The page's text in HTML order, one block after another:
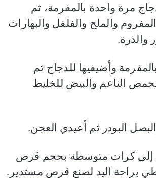
مرة واحدة بالمفرمة، ثم
والملح والفلفل والبهارات
والذرة.
وأضيفيها للدجاج ثم
الناعم والبيض للخليط
البودر ثم أعيدي العجن.
إلى كرات متوسطة بحجم قرص
براحة اليد لصنع قرص مستدير.